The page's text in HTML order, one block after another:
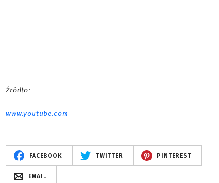
Źródło:
www.youtube.com
FACEBOOK TWITTER PINTEREST
EMAIL